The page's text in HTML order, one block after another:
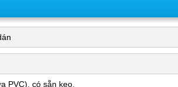
PVC), có sẵn keo.